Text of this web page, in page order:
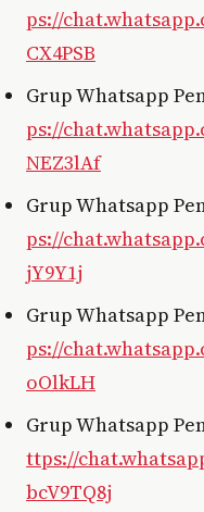
ps://
CX4PSB
Grup Whatsapp
ps://
NEZ3lAf
Grup Whatsapp
ps://
jY9Y1j
Grup Whatsapp
ps://
oOlkLH
Grup Whatsapp
ttps://
bcV9TQ8j